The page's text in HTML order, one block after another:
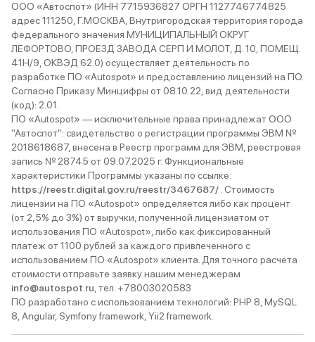
проезжает, нигде не застревал.
Динамика блестящая. Машина
легко берёт разгон, без звуковых
спецэффектов. Ощущений, что
вытягивает на пределах
возможностей нет. Коробка меня
устраивает. Если кому не хватает
передач, то мне всего хватает.
Выхлопную не слышно. Лексус
обгоняет и перестраивается
непринуждённо. Тормозит без
перегрузок. Управляется Лексус
легко. Считаю, что лучше машин
не бывает.
Levinson на секунду). В
пока я полон восторга
хочется не оставлять
круглые сутки. Если бы
физиологическая
отдыхе, я бы тут и жил.
уровень комфорта
долго. Я, конечно, на
расстояния пока не
можете мне поверить:
утомляет от слова
более новенький,
побитый дорогами и
атмосферными
общем, это машина-
удовольствие,
и Lexus-комфорт.
ООО «Автоспот» (ИНН 7715936827 ОРГН 1127746774825
адрес 111250, Г.МОСКВА, Внутригородская территория города
федерального значения МУНИЦИПАЛЬНЫЙ ОКРУГ
ЛЕФОРТОВО, ПРОЕЗД ЗАВОДА СЕРП И МОЛОТ, Д. 10, ПОМЕЩ.
41Н/9, ОКВЭД 62.0) осуществляет деятельность по
разработке ПО «Autospot» и предоставлению лицензий на ПО.
Согласно Приказу Минцифры от 08.10.22, вид деятельности
(код): 2.01.
ПО «Autospot» — исключительные права принадлежат ООО
"Автоспот": свидетельство о регистрации программы ЭВМ №
2018618687, внесена в Реестр программ для ЭВМ, реестровая
запись № 28745 от 09.07.2025 г. Функциональные
характеристики Программы указаны по ссылке:
https://reestr.digital.gov.ru/reestr/3467687/ . Стоимость
лицензии на ПО «Autospot» определяется либо как процент
(от 2,5% до 3%) от выручки, полученной лицензиатом от
использования ПО «Autospot», либо как фиксированный
платеж от 1100 рублей за каждого привлеченного с
использованием ПО «Autospot» клиента. Для точного расчета
стоимости отправьте заявку нашим менеджерам
info@autospot.ru, тел. +78003020583
ПО разработано с использованием технологий: PHP 8, MySQL
8, Angular, Symfony framework, Yii2 framework.